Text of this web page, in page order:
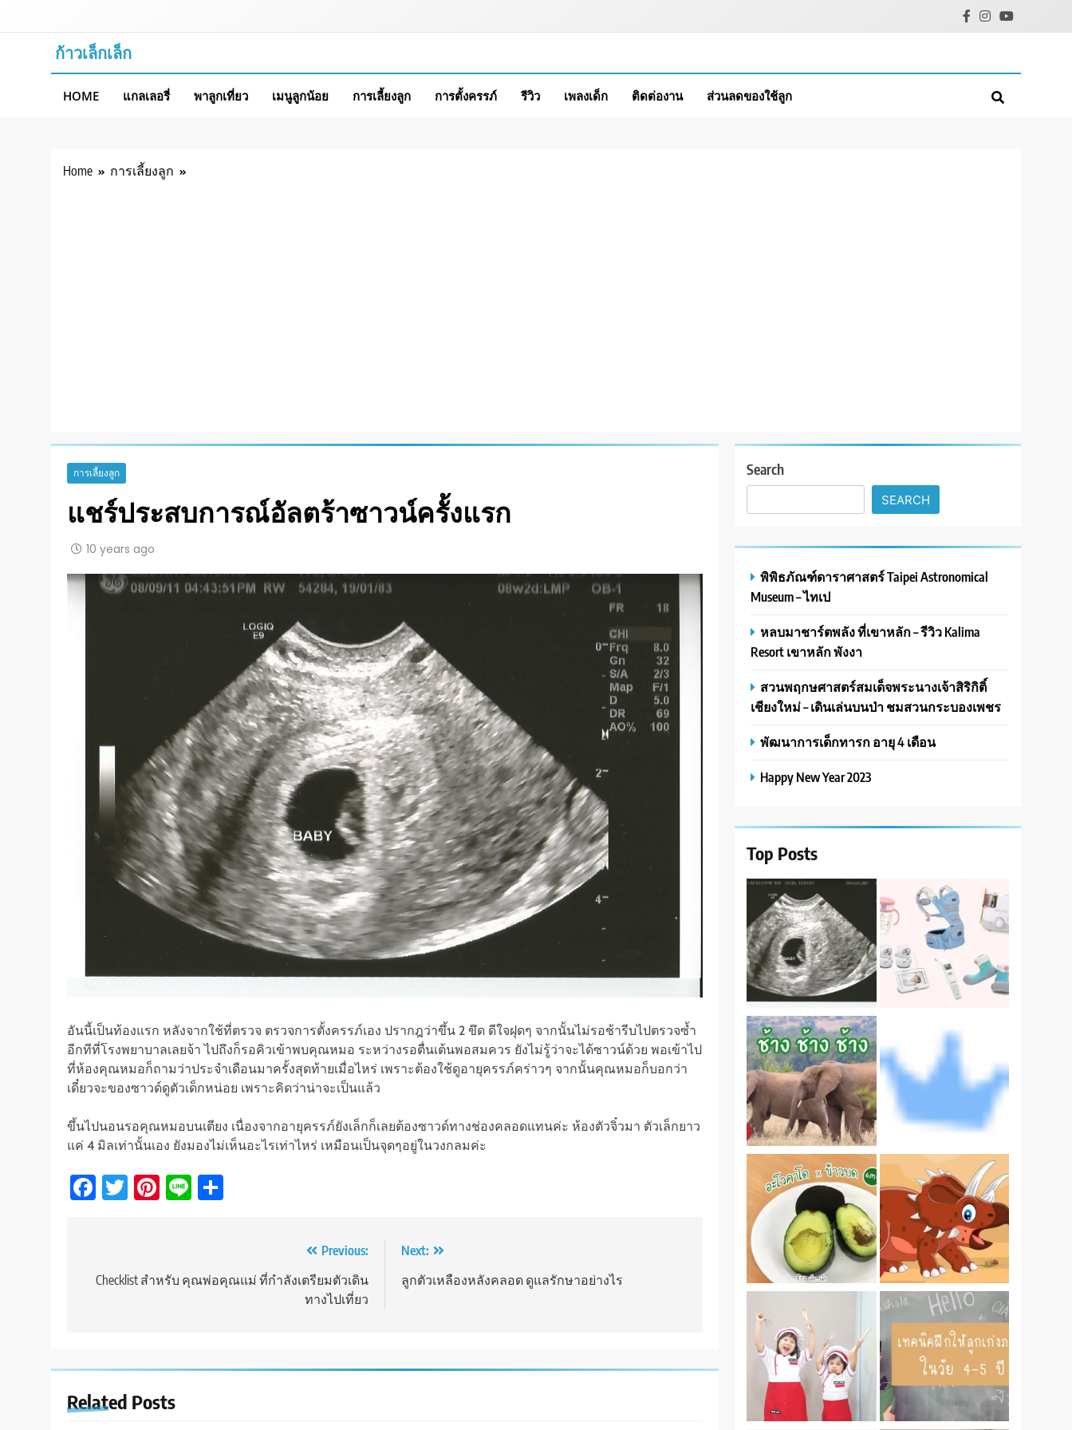
ก้าวเล็กเล็ก
HOME แกลเลอรี่ พาลูกเที่ยว เมนูลูกน้อย การเลี้ยงลูก การตั้งครรภ์ รีวิว เพลงเด็ก ติดต่องาน ส่วนลดของใช้ลูก
Home การเลี้ยงลูก
การเลี้ยงลูก
แชร์ประสบการณ์อัลตร้าซาวน์ครั้งแรก
10 years ago
อันนี้เป็นท้องแรก หลังจากใช้ที่ตรวจ ตรวจการตั้งครรภ์เอง ปรากฎว่าขึ้น 2 ขึด ดีใจฝุดๆ จากนั้นไม่รอช้ารีบไปตรวจซ้ำ
อีกทีที่โรงพยาบาลเลยจ้า ไปถึงก็รอคิวเข้าพบคุณหมอ ระหว่างรอตื่นเต้นพอสมควร ยังไม่รู้ว่าจะได้ซาวน์ด้วย พอเข้าไป
ที่ห้องคุณหมอก็ถามว่าประจำเดือนมาครั้งสุดท้ายเมื่อไหร่ เพราะต้องใช้ดูอายุครรภ์คร่าวๆ จากนั้นคุณหมอก็บอกว่า
เดี๋ยวจะของซาวด์ดูตัวเด็กหน่อย เพราะคิดว่าน่าจะเป็นแล้ว
ขึ้นไปนอนรอคุณหมอบนเตียง เนื่องจากอายุครรภ์ยังเล็กก็เลยต้องซาวด์ทางช่องคลอดแทนค่ะ ห้องตัวจิ๋วมา ตัวเล็กยาว
แค่ 4 มิลเท่านั้นเอง ยังมองไม่เห็นอะไรเท่าไหร่ เหมือนเป็นจุดๆอยู่ในวงกลมค่ะ
Facebook
TwitterPinterest
Line
navigation
Previous:
Checklist สำหรับ คุณพ่อคุณแม่ ที่กำลังเตรียมตัวเดิน
ทางไปเที่ยว
Next:
ลูกตัวเหลืองหลังคลอด ดูแลรักษาอย่างไร
Related Posts
Search
SEARCH
พิพิธภัณฑ์ดาราศาสตร์ Taipei Astronomical
Museum – ไทเป
หลบมาชาร์ตพลัง ที่เขาหลัก – รีวิว Kalima
Resort เขาหลัก พังงา
สวนพฤกษศาสตร์สมเด็จพระนางเจ้าสิริกิติ์
เชียงใหม่ – เดินเล่นบนป่า ชมสวนกระบองเพชร
พัฒนาการเด็กทารก อายุ 4 เดือน
Happy New Year 2023
Top Posts